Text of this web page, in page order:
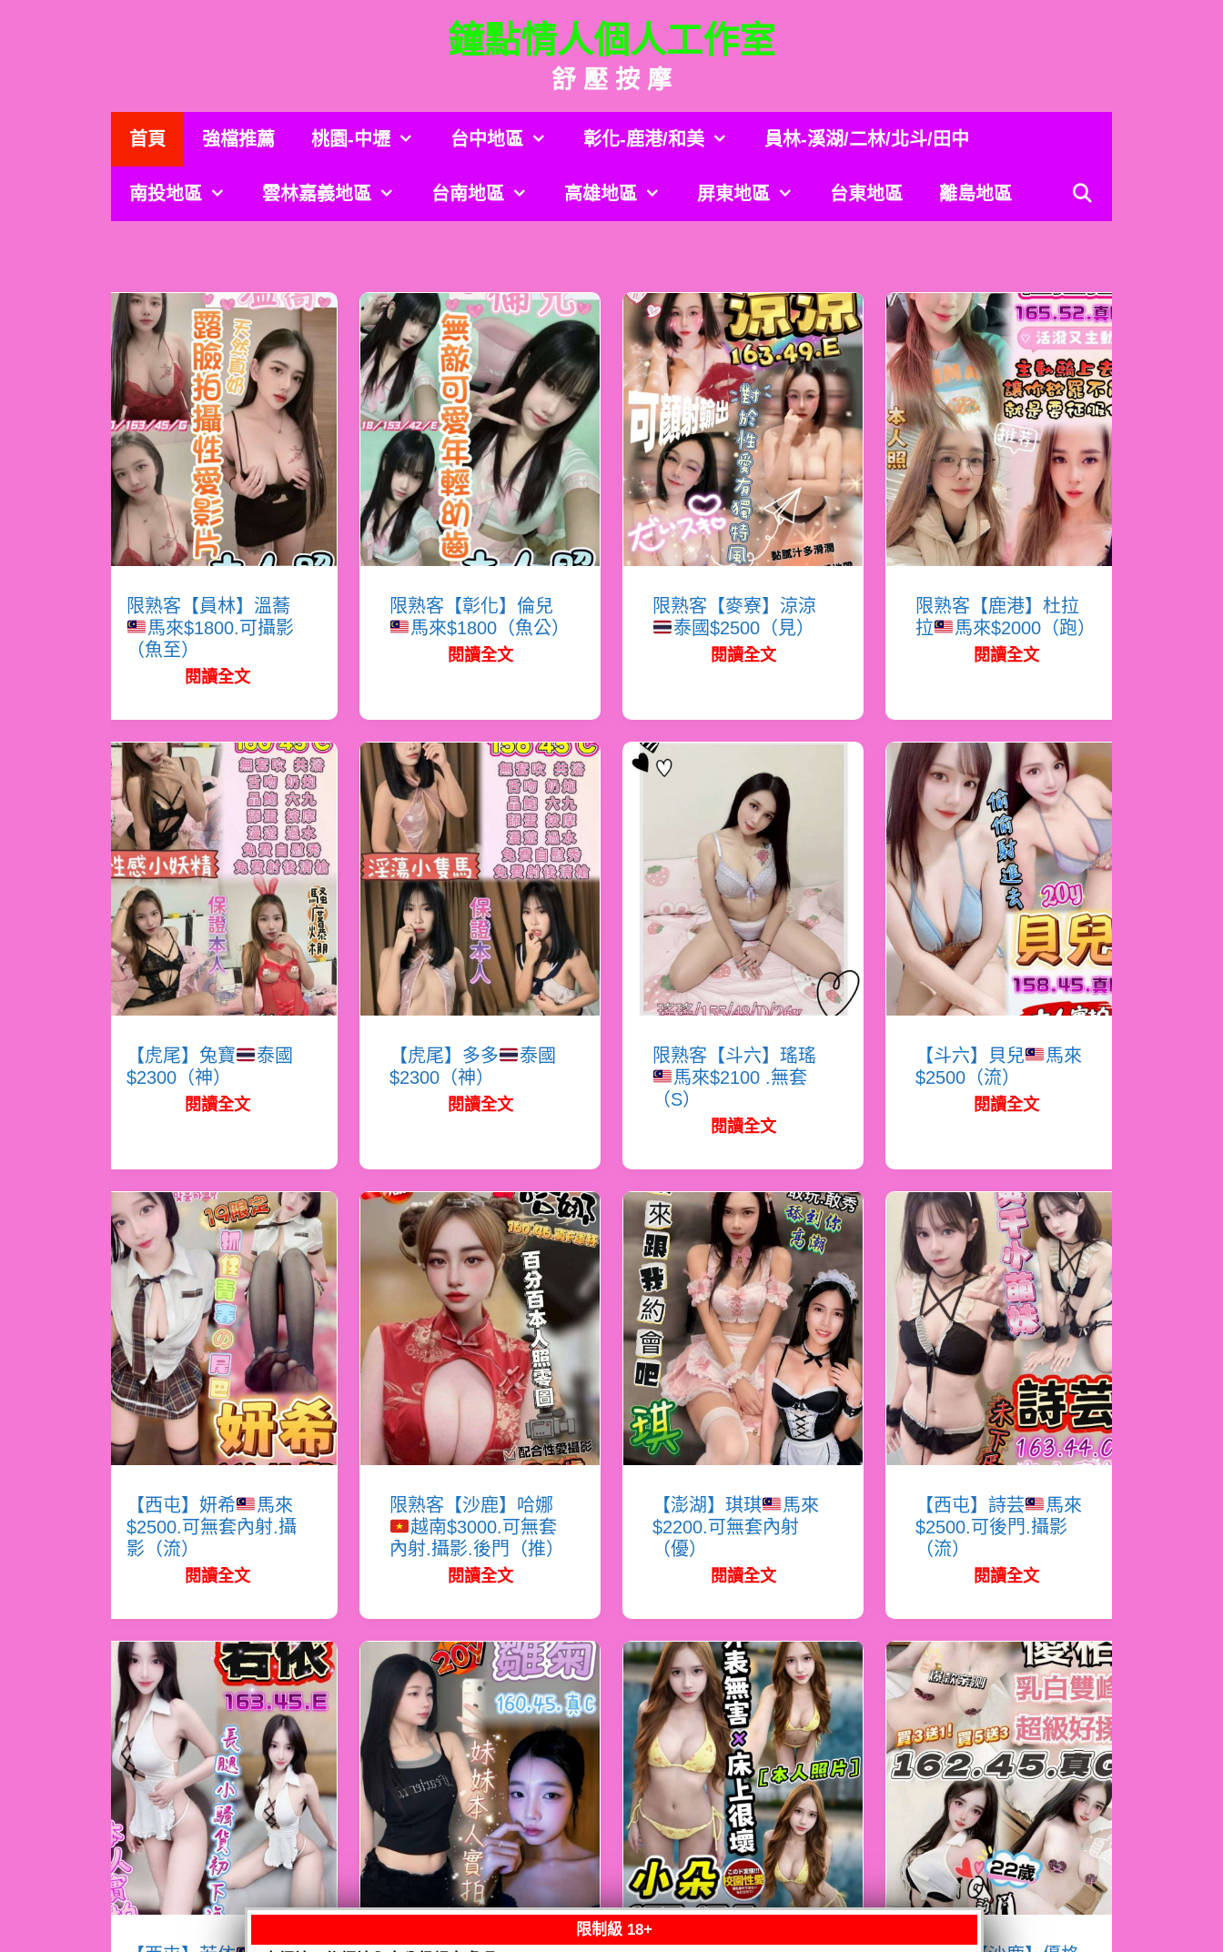
鐘點情人個人工作室
舒 壓 按 摩
首頁 強檔推薦 桃園-中壢 台中地區 彰化-鹿港/和美 員林-溪湖/二林/北斗/田中
南投地區 雲林嘉義地區 台南地區 高雄地區 屏東地區 台東地區 離島地區
限熟客【員林】溫蕎
馬來$1800.可攝影
（魚至）
閱讀全文
限熟客【彰化】倫兒
馬來$1800（魚公）
閱讀全文
限熟客【麥寮】涼涼
泰國$2500（見）
閱讀全文
限熟客【鹿港】杜拉
拉
馬來$2000（跑）
閱讀全文
【虎尾】兔寶
泰國
$2300（神）
閱讀全文
【虎尾】多多
泰國
$2300（神）
閱讀全文
限熟客【斗六】瑤瑤
馬來$2100 .無套
（S）
閱讀全文
【斗六】貝兒
馬來
$2500（流）
閱讀全文
【西屯】妍希
馬來
$2500.可無套內射.攝
影（流）
閱讀全文
限熟客【沙鹿】哈娜
越南$3000.可無套
內射.攝影.後門（推）
閱讀全文
【澎湖】琪琪
馬來
$2200.可無套內射
（優）
閱讀全文
【西屯】詩芸
馬來
$2500.可後門.攝影
（流）
閱讀全文
限制級 18+